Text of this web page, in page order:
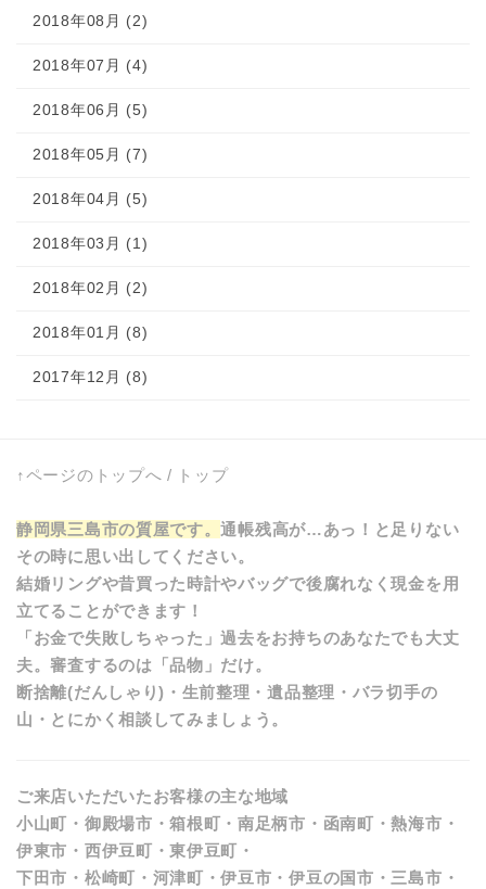
2018年08月 (2)
2018年07月 (4)
2018年06月 (5)
2018年05月 (7)
2018年04月 (5)
2018年03月 (1)
2018年02月 (2)
2018年01月 (8)
2017年12月 (8)
↑ページのトップへ / トップ
静岡県三島市の質屋です。通帳残高が…あっ！と足りない
その時に思い出してください。
結婚リングや昔買った時計やバッグで後腐れなく現金を用
立てることができます！
「お金で失敗しちゃった」過去をお持ちのあなたでも大丈
夫。審査するのは「品物」だけ。
断捨離(だんしゃり)・生前整理・遺品整理・バラ切手の
山・とにかく相談してみましょう。
ご来店いただいたお客様の主な地域
小山町・御殿場市・箱根町・南足柄市・函南町・熱海市・
伊東市・西伊豆町・東伊豆町・
下田市・松崎町・河津町・伊豆市・伊豆の国市・三島市・